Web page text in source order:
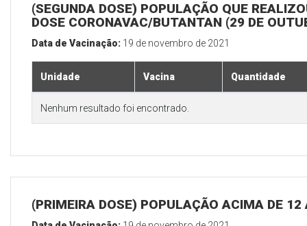
(SEGUNDA DOSE) POPULAÇÃO QUE
DOSE CORONAVAC/BUTANTAN (29 DE
Data de Vacinação: 19 de novembro de 2021
Unidade Vacina Quantidade
Nenhum resultado foi encontrado.
(PRIMEIRA DOSE) POPULAÇÃO ACIMA DE 12